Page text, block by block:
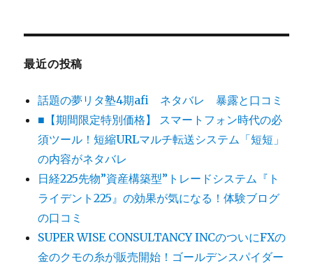
最近の投稿
話題の夢リタ塾4期afi ネタバレ 暴露と口コミ
■【期間限定特別価格】 スマートフォン時代の必
須ツール！短縮URLマルチ転送システム「短短」
の内容がネタバレ
日経225先物”資産構築型”トレードシステム『ト
ライデント225』の効果が気になる！体験ブログ
の口コミ
SUPER WISE CONSULTANCY INCのついにFXの
金のクモの糸が販売開始！ゴールデンスパイダー